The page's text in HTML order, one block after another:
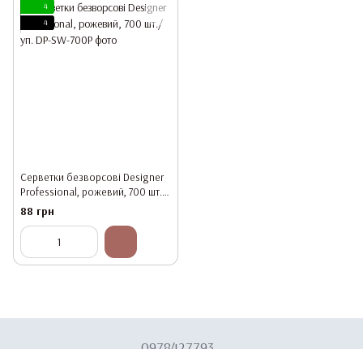
4
4
Серветки безворсові Designer
Professional, рожевий, 700 шт./
уп.
88 грн